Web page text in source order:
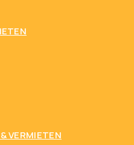
VERMIETEN